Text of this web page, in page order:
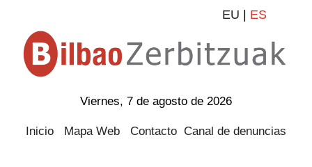
EU ES
Viernes, 7 de agosto de 2026
Inicio Mapa Web Contacto Canal de denuncias